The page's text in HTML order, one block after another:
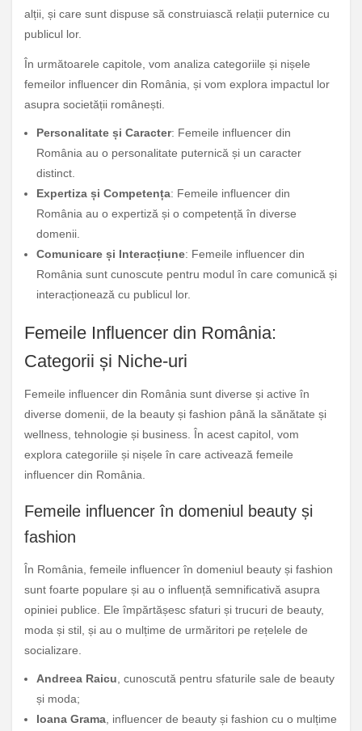
alții, și care sunt dispuse să construiască relații puternice cu
publicul lor.
În următoarele capitole, vom analiza categoriile și nișele
femeilor influencer din România, și vom explora impactul lor
asupra societății românești.
Personalitate și Caracter: Femeile influencer din
România au o personalitate puternică și un caracter
distinct.
Expertiza și Competența: Femeile influencer din
România au o expertiză și o competență în diverse
domenii.
Comunicare și Interacțiune: Femeile influencer din
România sunt cunoscute pentru modul în care comunică și
interacționează cu publicul lor.
Femeile Influencer din România:
Categorii și Niche-uri
Femeile influencer din România sunt diverse și active în
diverse domenii, de la beauty și fashion până la sănătate și
wellness, tehnologie și business. În acest capitol, vom
explora categoriile și nișele în care activează femeile
influencer din România.
Femeile influencer în domeniul beauty și
fashion
În România, femeile influencer în domeniul beauty și fashion
sunt foarte populare și au o influență semnificativă asupra
opiniei publice. Ele împărtășesc sfaturi și trucuri de beauty,
moda și stil, și au o mulțime de urmăritori pe rețelele de
socializare.
Andreea Raicu , cunoscută pentru sfaturile sale de beauty
și moda;
Ioana Grama , influencer de beauty și fashion cu o mulțime